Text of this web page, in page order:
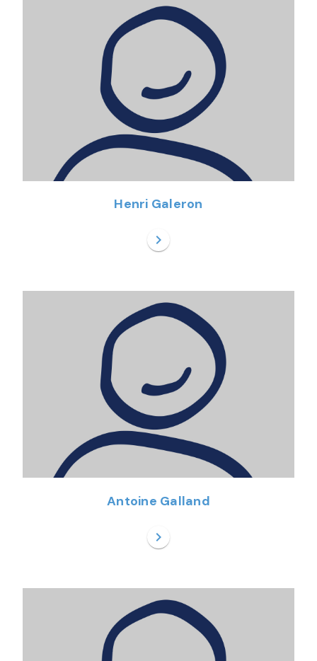
Henri Galeron
chevron_right
Antoine Galland
chevron_right